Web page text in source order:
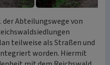
der Abteilungswege von
teilweise als Straßen und
worden. Hiermit